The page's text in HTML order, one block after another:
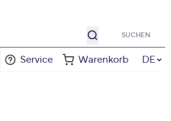
Suche
Service Warenkorb Sprache
DE